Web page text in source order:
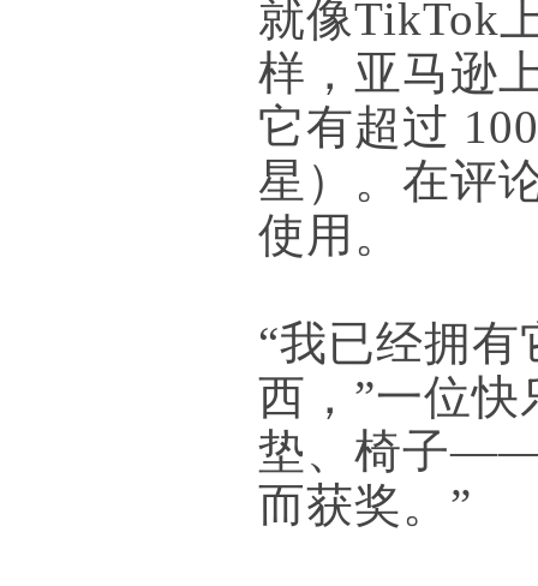
就像TikTok
样，亚马逊
它有超过
星）。在评
使用。
“我已经拥
西，”一位
垫、椅子——
而获奖。”